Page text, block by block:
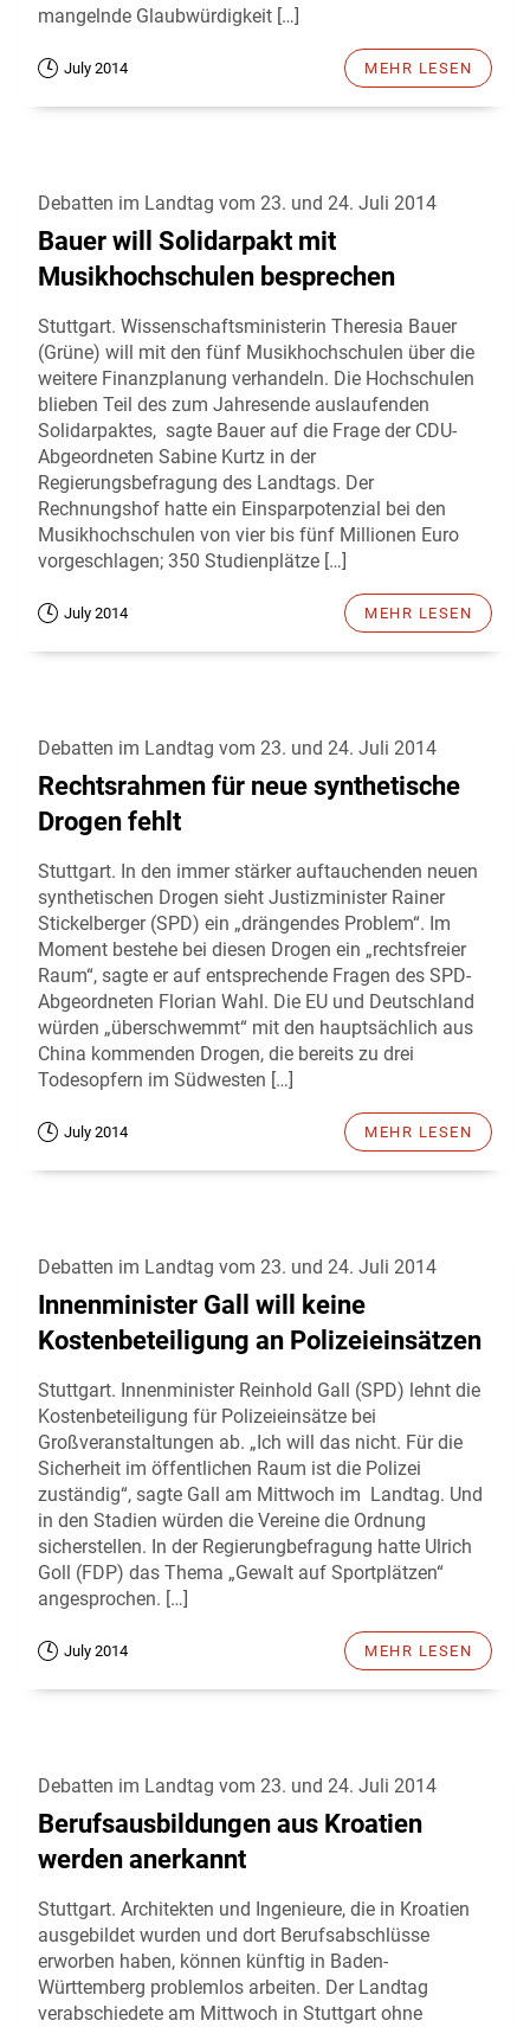
mangelnde Glaubwürdigkeit […]
July 2014 MEHR LESEN
Debatten im Landtag vom 23. und 24. Juli 2014
Bauer will Solidarpakt mit
Musikhochschulen besprechen
Stuttgart. Wissenschaftsministerin Theresia Bauer
(Grüne) will mit den fünf Musikhochschulen über die
weitere Finanzplanung verhandeln. Die Hochschulen
blieben Teil des zum Jahresende auslaufenden
Solidarpaktes, sagte Bauer auf die Frage der CDU-
Abgeordneten Sabine Kurtz in der
Regierungsbefragung des Landtags. Der
Rechnungshof hatte ein Einsparpotenzial bei den
Musikhochschulen von vier bis fünf Millionen Euro
vorgeschlagen; 350 Studienplätze […]
July 2014 MEHR LESEN
Debatten im Landtag vom 23. und 24. Juli 2014
Rechtsrahmen für neue synthetische
Drogen fehlt
Stuttgart. In den immer stärker auftauchenden neuen
synthetischen Drogen sieht Justizminister Rainer
Stickelberger (SPD) ein „drängendes Problem“. Im
Moment bestehe bei diesen Drogen ein „rechtsfreier
Raum“, sagte er auf entsprechende Fragen des SPD-
Abgeordneten Florian Wahl. Die EU und Deutschland
würden „überschwemmt“ mit den hauptsächlich aus
China kommenden Drogen, die bereits zu drei
Todesopfern im Südwesten […]
July 2014 MEHR LESEN
Debatten im Landtag vom 23. und 24. Juli 2014
Innenminister Gall will keine
Kostenbeteiligung an Polizeieinsätzen
Stuttgart. Innenminister Reinhold Gall (SPD) lehnt die
Kostenbeteiligung für Polizeieinsätze bei
Großveranstaltungen ab. „Ich will das nicht. Für die
Sicherheit im öffentlichen Raum ist die Polizei
zuständig“, sagte Gall am Mittwoch im Landtag. Und
in den Stadien würden die Vereine die Ordnung
sicherstellen. In der Regierungbefragung hatte Ulrich
Goll (FDP) das Thema „Gewalt auf Sportplätzen“
angesprochen. […]
July 2014 MEHR LESEN
Debatten im Landtag vom 23. und 24. Juli 2014
Berufsausbildungen aus Kroatien
werden anerkannt
Stuttgart. Architekten und Ingenieure, die in Kroatien
ausgebildet wurden und dort Berufsabschlüsse
erworben haben, können künftig in Baden-
Württemberg problemlos arbeiten. Der Landtag
verabschiedete am Mittwoch in Stuttgart ohne